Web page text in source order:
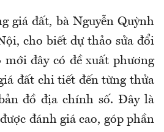
giá đất, bà Nguyễn Quỳnh
cho biết dự thảo sửa đổi
đây có đề xuất phương
đất chi tiết đến từng thửa
đồ địa chính số. Đây là
đánh giá cao, góp phần